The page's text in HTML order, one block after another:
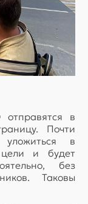
в
Почти
в
и будет
без
Таковы